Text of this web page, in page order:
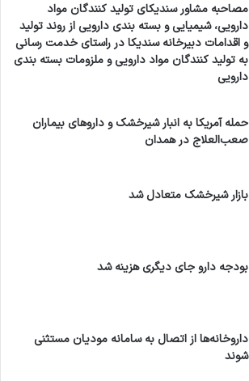
مصاحبه مشاور سندیکای تولید کنندگان مواد
دارویی، شیمیایی و بسته بندی دارویی از روند تولید
و اقدامات دبیرخانه سندیکا در راستای خدمت رسانی
به تولید کنندگان مواد دارویی و ملزومات بسته بندی
دارویی
حمله آمریکا به انبار شیرخشک و داروهای بیماران
صعب‌العلاج در همدان
بازار شیرخشک متعادل شد
بودجه دارو جای دیگری هزینه شد
داروخانه‌ها از اتصال به سامانه مودیان مستثنی
شوند